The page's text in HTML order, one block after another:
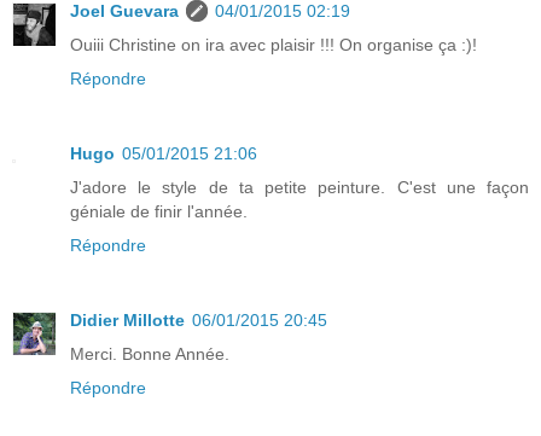
Joel Guevara
04/01/2015 02:19
Ouiii Christine on ira avec plaisir !!! On organise ça :)!
Répondre
Hugo 05/01/2015 21:06
J'adore le style de ta petite peinture. C'est une façon
géniale de finir l'année.
Répondre
Didier Millotte 06/01/2015 20:45
Merci. Bonne Année.
Répondre